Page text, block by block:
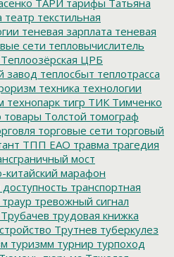
театр текстильная
теневая зарплата теневая
сети тепловычислитель
Теплоозёрская ЦРБ
завод теплосбыт теплотрасса
техника технологии
технопарк тигр ТИК Тимченко
товары Толстой томограф
торговые сети торговый
ТПП ЕАО травма трагедия
мост
китайский марафон
транспортная
траур тревожный сигнал
Трубачев трудовая книжка
Трутнев туберкулез
туризмм турнир турпоход